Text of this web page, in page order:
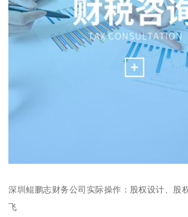
深圳鲲鹏志财务公司实际操作：股权设计、股
飞